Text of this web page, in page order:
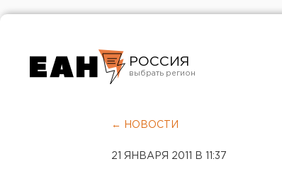
РОССИЯ
Челябинск
← НОВОСТИ
21 ЯНВАРЯ 2011 В 11:37